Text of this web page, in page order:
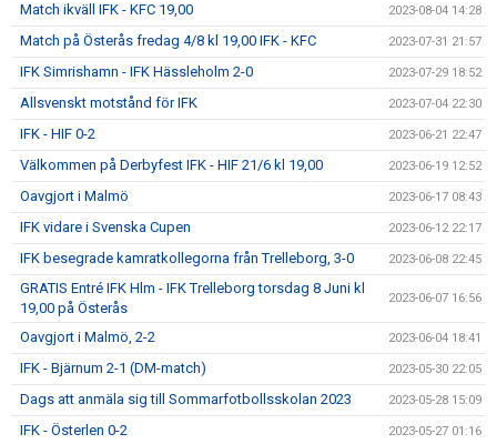
Match ikväll IFK - KFC 19,00 2023-08-04 14:28
Match på Österås fredag 4/8 kl 19,00 IFK - KFC 2023-07-31 21:57
IFK Simrishamn - IFK Hässleholm 2-0 2023-07-29 18:52
Allsvenskt motstånd för IFK 2023-07-04 22:30
IFK - HIF 0-2 2023-06-21 22:47
Välkommen på Derbyfest IFK - HIF 21/6 kl 19,00 2023-06-19 12:52
Oavgjort i Malmö 2023-06-17 08:43
IFK vidare i Svenska Cupen 2023-06-12 22:17
IFK besegrade kamratkollegorna från Trelleborg, 3-0 2023-06-08 22:45
GRATIS Entré IFK Hlm - IFK Trelleborg torsdag 8 Juni kl
19,00 på Österås
2023-06-07 16:56
Oavgjort i Malmö, 2-2 2023-06-04 18:41
IFK - Bjärnum 2-1 (DM-match) 2023-05-30 22:05
Dags att anmäla sig till Sommarfotbollsskolan 2023 2023-05-28 15:09
IFK - Österlen 0-2 2023-05-27 01:16